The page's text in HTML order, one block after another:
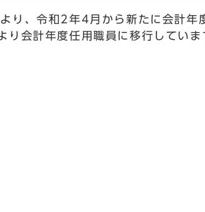
り、令和2年4月から新たに会計年
会計年度任用職員に移行していま